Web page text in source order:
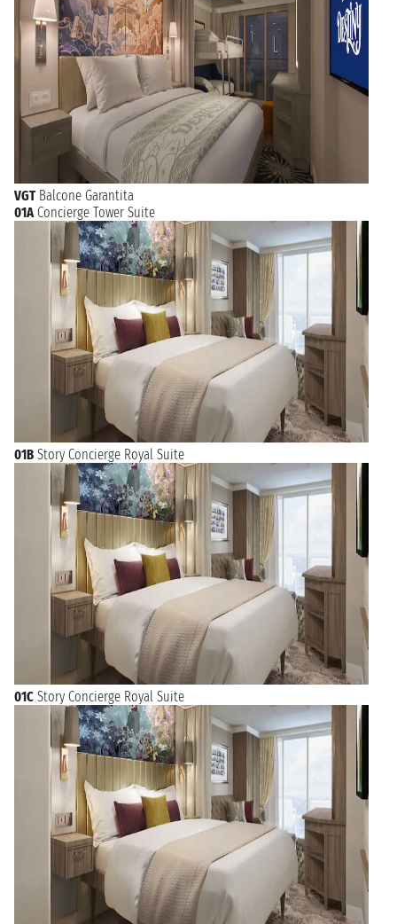
VGT Balcone Garantita
01A Concierge Tower Suite
01B Story Concierge Royal Suite
01C Story Concierge Royal Suite